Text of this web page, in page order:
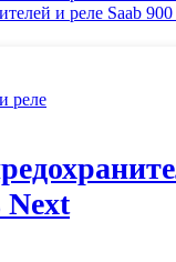
и реле Saab
реле
Next